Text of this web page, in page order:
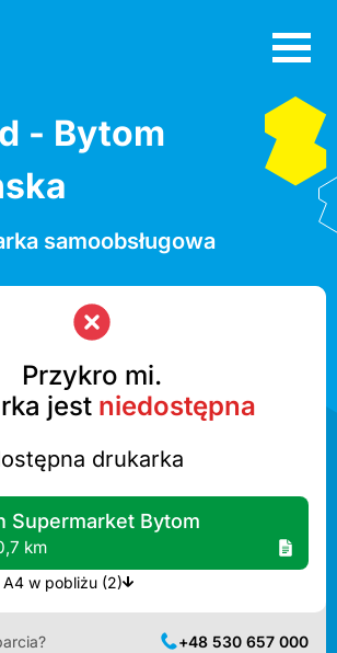
- Bytom
samoobsługowa
Przykro mi.
jest niedostępna
drukarka
Supermarket Bytom
km
Więcej drukarek A4 w pobliżu (2)
+48 530 657 000